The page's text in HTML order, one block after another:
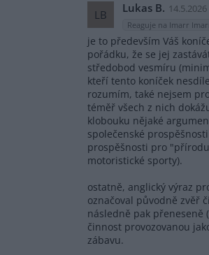
LB Lukas B.
Reaguje na Imarr
je to především Váš
pořádku, že se jej
středobod vesmíru
kteří tento koníček
rozumím, také nejsem
téměř všech z nich
klobouku nějaké
společenské
prospěšnosti pro
motoristické sporty).
ostatně, anglický výraz
označoval původně zvěř
následně pak přeneseně
činnost provozovanou
zábavu.